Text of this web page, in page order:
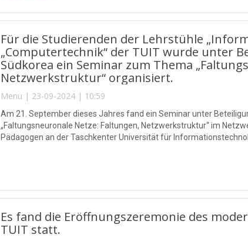
Für die Studierenden der Lehrstühle
„Computertechnik“ der TUIT wurde unter
Südkorea ein Seminar zum Thema
Netzwerkstruktur“ organisiert.
Menu | 23-09-2024 | 10:59
Am 21. September dieses Jahres fand ein Seminar unter
„Faltungsneuronale Netze: Faltungen, Netzwerkstruktur“ im
Pädagogen an der Taschkenter Universität für
Es fand die Eröffnungszeremonie des
TUIT statt.